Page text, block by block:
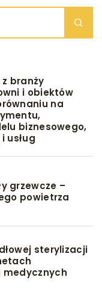
branży
i obiektów
na
biznesowego,
usług
grzewcze –
powietrza
sterylizacji
medycznych